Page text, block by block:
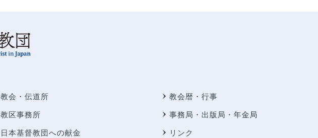
教会・伝道所
教区事務所
日本基督教団への献金
教会暦・行事
事務局・出版局・年金局
リンク